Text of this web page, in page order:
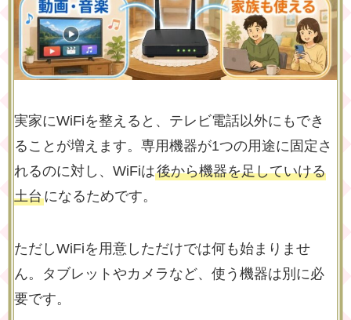
実家にWiFiを整えると、テレビ電話以外にもでき
ることが増えます。専用機器が1つの用途に固定さ
れるのに対し、WiFiは後から機器を足していける
土台になるためです。
ただしWiFiを用意しただけでは何も始まりませ
ん。タブレットやカメラなど、使う機器は別に必
要です。